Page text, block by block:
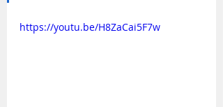
https://youtu.be/H8ZaCai5F7w